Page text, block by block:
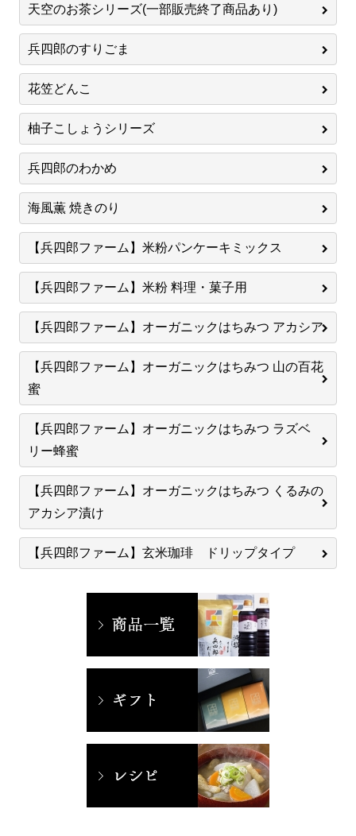
天空のお茶シリーズ(一部販売終了商品あり)
兵四郎のすりごま
花笠どんこ
柚子こしょうシリーズ
兵四郎のわかめ
海風薫 焼きのり
【兵四郎ファーム】米粉パンケーキミックス
【兵四郎ファーム】米粉 料理・菓子用
【兵四郎ファーム】オーガニックはちみつ アカシア
【兵四郎ファーム】オーガニックはちみつ 山の百花
蜜
【兵四郎ファーム】オーガニックはちみつ ラズベ
リー蜂蜜
【兵四郎ファーム】オーガニックはちみつ くるみの
アカシア漬け
【兵四郎ファーム】玄米珈琲 ドリップタイプ